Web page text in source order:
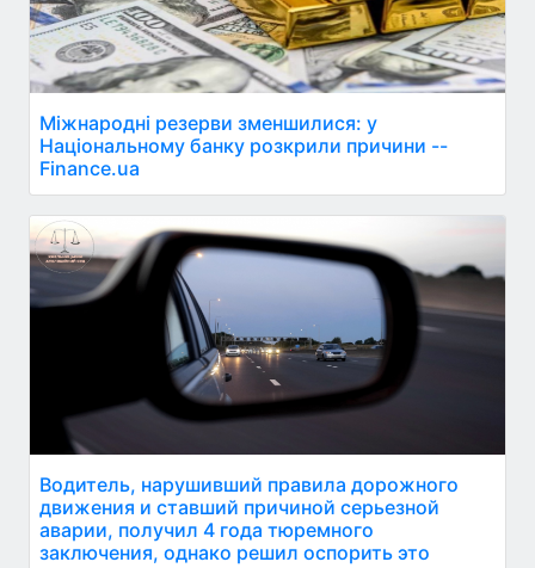
Міжнародні резерви зменшилися: у
Національному банку розкрили причини --
Finance.ua
Водитель, нарушивший правила дорожного
движения и ставший причиной серьезной
аварии, получил 4 года тюремного
заключения, однако решил оспорить это